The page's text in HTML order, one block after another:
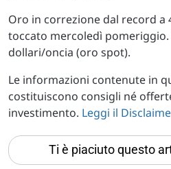
Oro in correzione dal record a
toccato mercoledì pomeriggio.
dollari/oncia (oro spot).
Le informazioni contenute in
costituiscono consigli né
investimento. Leggi il
Ti è piaciuto questo